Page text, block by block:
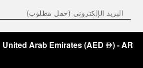
United Arab Emirates(AED ⃃)- AR